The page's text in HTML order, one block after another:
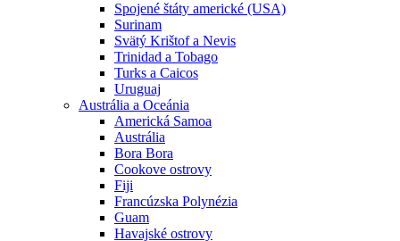
Spojené štáty americké (USA)
Surinam
Svätý Krištof a Nevis
Trinidad a Tobago
Turks a Caicos
Uruguaj
Austrália a Oceánia
Americká Samoa
Austrália
Bora Bora
Cookove ostrovy
Fiji
Francúzska Polynézia
Guam
Havajské ostrovy